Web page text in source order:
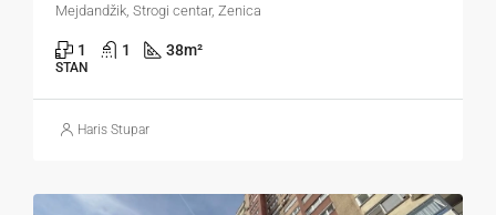
Mejdandžik, Strogi centar, Zenica
1 1 38m²
STAN
Haris Stupar